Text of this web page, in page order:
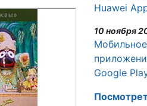
Huawei
10 ноября
Мобильное
Google